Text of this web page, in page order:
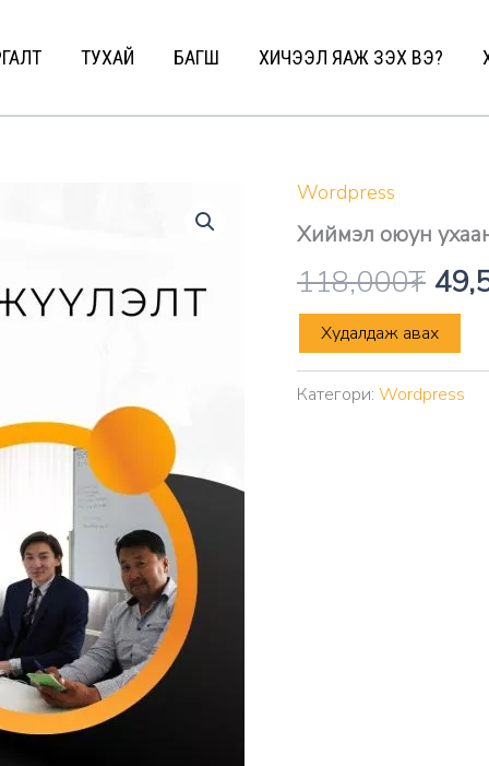
ТУХАЙ БАГШ ХИЧЭЭЛ ЯАЖ ҮЗЭХ ВЭ?
Wordpress
Хиймэл оюун
118,000₮
Хиймэл
оюун
ухаанаар
вэб-
Худалдаж авах
Категори: Wordpress